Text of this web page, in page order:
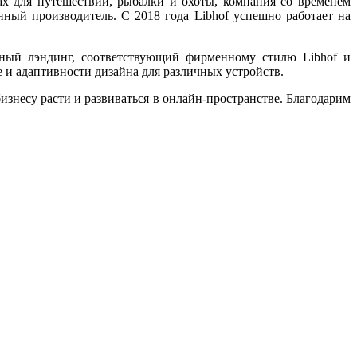
производитель. С 2018 года Libhof успешно работает на
лэндинг, соответствующий фирменному стилю Libhof и
адаптивности дизайна для различных устройств.
расти и развиваться в онлайн-пространстве. Благодарим